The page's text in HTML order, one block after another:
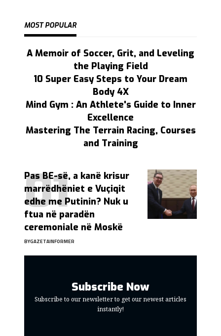
MOST POPULAR
A Memoir of Soccer, Grit, and Leveling
the Playing Field
10 Super Easy Steps to Your Dream
Body 4X
Mind Gym : An Athlete's Guide to Inner
Excellence
Mastering The Terrain Racing, Courses
and Training
Pas BE-së, a kanë krisur
marrëdhëniet e Vuçiqit
edhe me Putinin? Nuk u
ftua në paradën
ceremoniale në Moskë
BYGAZETAINFORMER
Subscribe Now
Subscribe to our newsletter to get our newest articles
instantly!